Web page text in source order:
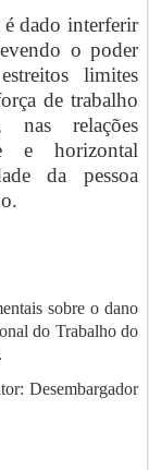
dado interferir
o poder
limites
de trabalho
nas relações
e horizontal
da pessoa
sobre o dano
do Trabalho do
Desembargador